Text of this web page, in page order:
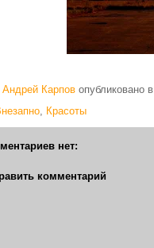
Андрей Карпов опубликовано в
, Красоты
нет:
комментарий